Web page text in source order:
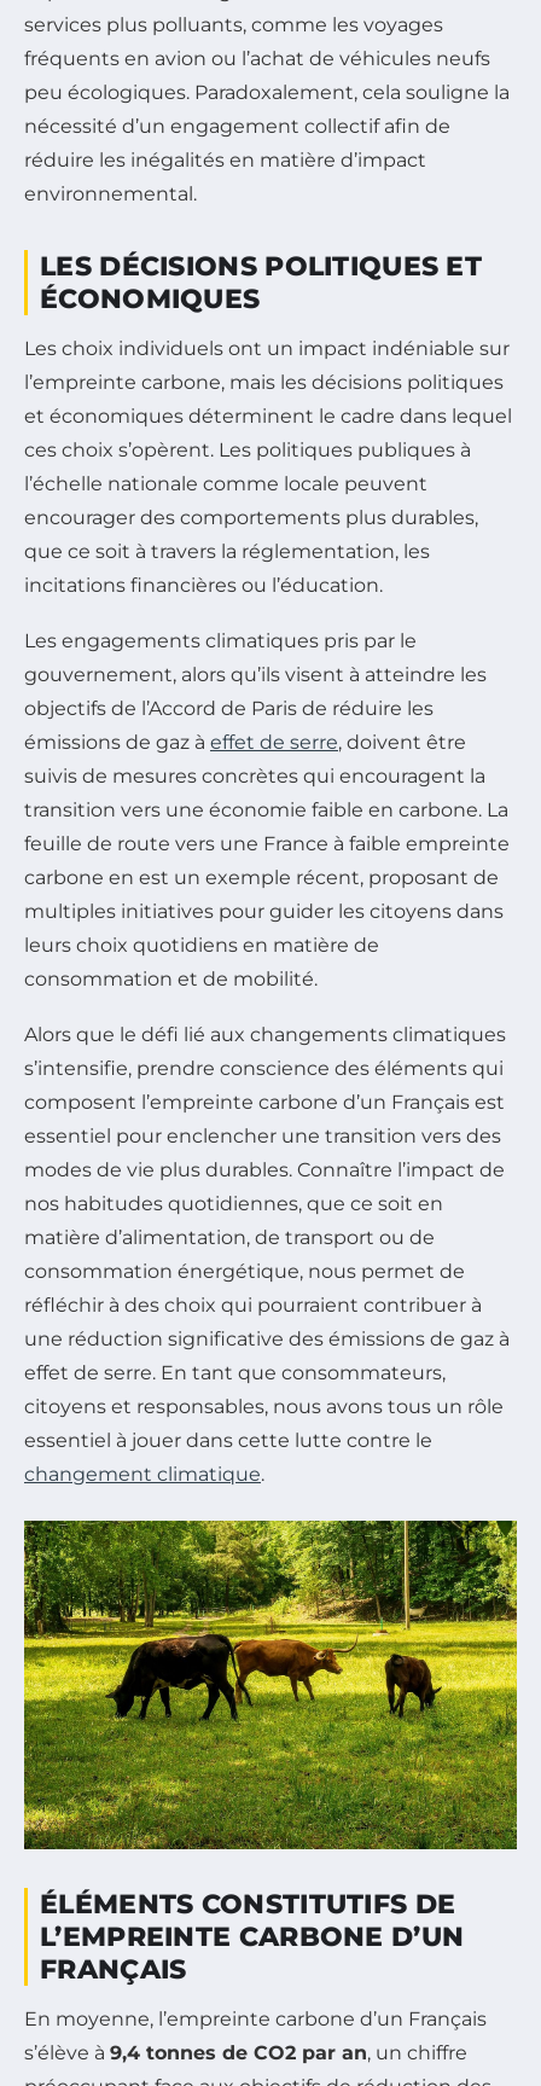
services plus polluants, comme les voyages
fréquents en avion ou l’achat de véhicules neufs
peu écologiques. Paradoxalement, cela souligne la
nécessité d’un engagement collectif afin de
réduire les inégalités en matière d’impact
environnemental.
LES DÉCISIONS POLITIQUES ET
ÉCONOMIQUES
Les choix individuels ont un impact indéniable sur
l’empreinte carbone, mais les décisions politiques
et économiques déterminent le cadre dans lequel
ces choix s’opèrent. Les politiques publiques à
l’échelle nationale comme locale peuvent
encourager des comportements plus durables,
que ce soit à travers la réglementation, les
incitations financières ou l’éducation.
Les engagements climatiques pris par le
gouvernement, alors qu’ils visent à atteindre les
objectifs de l’Accord de Paris de réduire les
émissions de gaz à effet de serre, doivent être
suivis de mesures concrètes qui encouragent la
transition vers une économie faible en carbone. La
feuille de route vers une France à faible empreinte
carbone en est un exemple récent, proposant de
multiples initiatives pour guider les citoyens dans
leurs choix quotidiens en matière de
consommation et de mobilité.
Alors que le défi lié aux changements climatiques
s’intensifie, prendre conscience des éléments qui
composent l’empreinte carbone d’un Français est
essentiel pour enclencher une transition vers des
modes de vie plus durables. Connaître l’impact de
nos habitudes quotidiennes, que ce soit en
matière d’alimentation, de transport ou de
consommation énergétique, nous permet de
réfléchir à des choix qui pourraient contribuer à
une réduction significative des émissions de gaz à
effet de serre. En tant que consommateurs,
citoyens et responsables, nous avons tous un rôle
essentiel à jouer dans cette lutte contre le
changement climatique.
ÉLÉMENTS CONSTITUTIFS DE
L’EMPREINTE CARBONE D’UN
FRANÇAIS
En moyenne, l’empreinte carbone d’un Français
s’élève à 9,4 tonnes de CO2 par an, un chiffre